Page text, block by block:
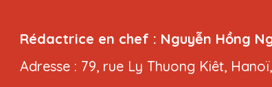
Rédactrice en chef : Nguyễn Hồng
Adresse : 79, rue Ly Thuong Kiêt,